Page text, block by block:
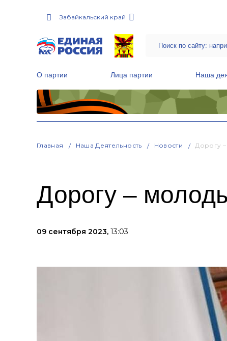
Забайкальский край
О партии Лица партии Наша
Главная Наша Деятельность Новости Дорогу
Дорогу –
09 сентября 2023, 13:03